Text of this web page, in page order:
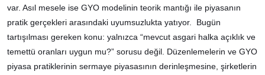
var. Asıl mesele ise GYO modelinin teorik mantığı ile piyasanın
pratik gerçekleri arasındaki uyumsuzlukta yatıyor. Bugün
tartışılması gereken konu: yalnızca “mevcut asgari halka açıklık ve
temettü oranları uygun mu?” sorusu değil. Düzenlemelerin ve GYO
piyasa pratiklerinin sermaye piyasasının derinleşmesine, şirketlerin